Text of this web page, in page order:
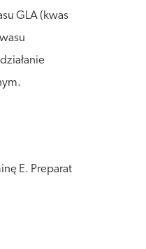
GLA (kwas
E. Preparat